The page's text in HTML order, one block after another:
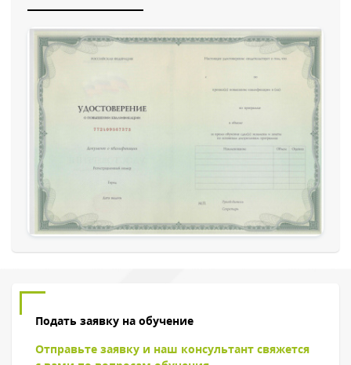
Подать заявку на обучение
Отправьте заявку и наш консультант свяжется
Обратный звонок